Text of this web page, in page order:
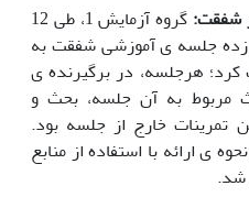
شفقت:
گروه آزمایش 1، طی 12
جلسه ی آموزشی شفقت به
کرد؛ هرجلسه، در برگیرنده ی
مربوط به آن جلسه، بحث و
تمرینات خارج از جلسه بود.
ی ارائه با استفاده از منابع